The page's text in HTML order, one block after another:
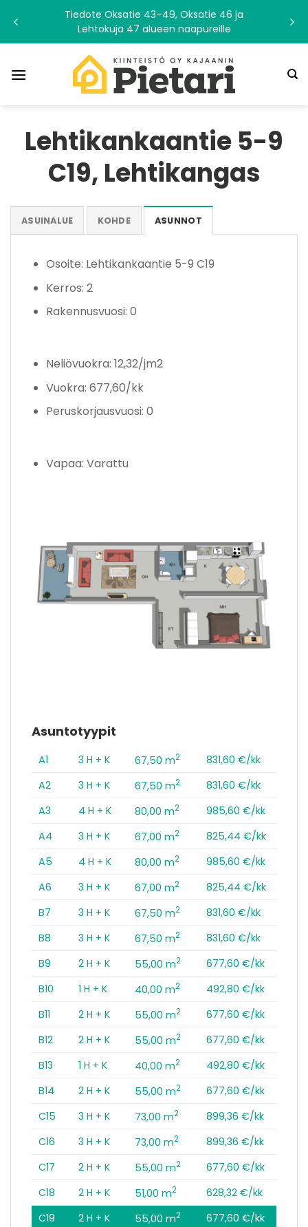
content
Tiedote Oksatie 43–49, Oksatie 46 ja
Lehtokuja 47 alueen naapureille
Lehtikankaantie 5-9
C19, Lehtikangas
ASUINALUE KOHDE ASUNNOT
Asuntotyypit
A1 3 H + K 67,50 m2
831,60 €/kk
A2
3 H + K 67,50 m2
831,60 €/kk
A3
4 H + K 80,00 m2
985,60 €/kk
A4
3 H + K 67,00 m2
825,44 €/kk
A5
4 H + K 80,00 m2
985,60 €/kk
A6
3 H + K 67,00 m2
825,44 €/kk
B7
3 H + K 67,50 m2
831,60 €/kk
B8
3 H + K 67,50 m2
831,60 €/kk
B9
2 H + K 55,00 m2
677,60 €/kk
B10
1 H + K 40,00 m2
492,80 €/kk
B11
2 H + K 55,00 m2
677,60 €/kk
B12
2 H + K 55,00 m2
677,60 €/kk
B13
1 H + K 40,00 m2
492,80 €/kk
B14
2 H + K 55,00 m2
677,60 €/kk
C15
3 H + K 73,00 m2
899,36 €/kk
C16
3 H + K 73,00 m2
899,36 €/kk
C17
2 H + K 55,00 m2
677,60 €/kk
C18
2 H + K 51,00 m2
628,32 €/kk
C19
2 H + K 55,00 m2
677,60 €/kk
Osoite: Lehtikankaantie 5-9 C19
Kerros: 2
Rakennusvuosi: 0
Neliövuokra: 12,32/jm2
Vuokra: 677,60/kk
Peruskorjausvuosi: 0
Vapaa: Varattu